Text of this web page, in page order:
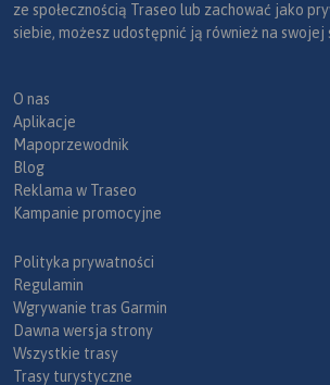
ze społecznością Traseo lub zachować jako
siebie, możesz udostępnić ją również na swojej
O nas
Aplikacje
Mapoprzewodnik
Blog
Reklama w Traseo
Kampanie promocyjne
Polityka prywatności
Regulamin
Wgrywanie tras Garmin
Dawna wersja strony
Wszystkie trasy
Trasy turystyczne